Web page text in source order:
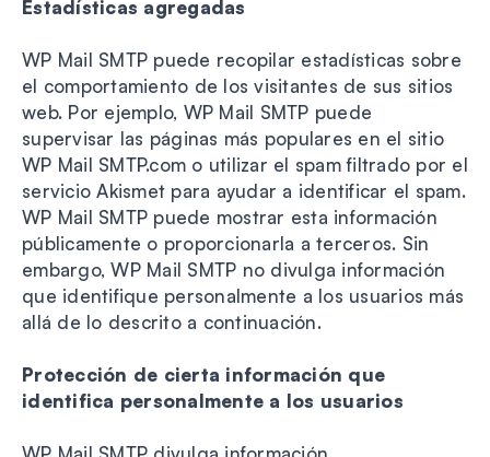
Estadísticas agregadas
WP Mail SMTP puede recopilar estadísticas sobre
el comportamiento de los visitantes de sus sitios
web. Por ejemplo, WP Mail SMTP puede
supervisar las páginas más populares en el sitio
WP Mail SMTP.com o utilizar el spam filtrado por el
servicio Akismet para ayudar a identificar el spam.
WP Mail SMTP puede mostrar esta información
públicamente o proporcionarla a terceros. Sin
embargo, WP Mail SMTP no divulga información
que identifique personalmente a los usuarios más
allá de lo descrito a continuación.
Protección de cierta información que
identifica personalmente a los usuarios